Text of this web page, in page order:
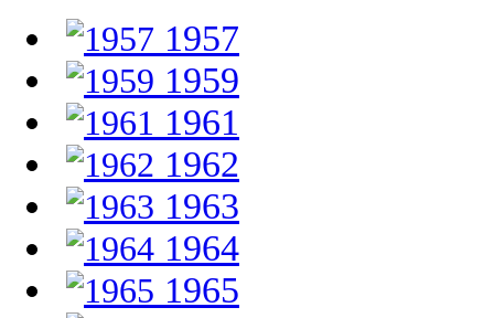
1957
1959
1961
1962
1963
1964
1965